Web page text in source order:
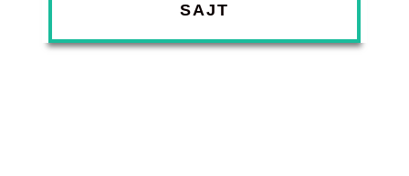
SAJT